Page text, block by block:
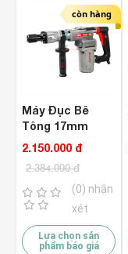
còn hàng
Máy Đục Bê
Tông 17mm
Kaizen KZ-
Hammer
2.150.000 đ
2.384.000 đ
(0) nhận
xét
Lựa chọn sản
phẩm báo giá